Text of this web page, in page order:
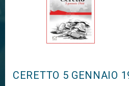
CERETTO 5 GENNAIO